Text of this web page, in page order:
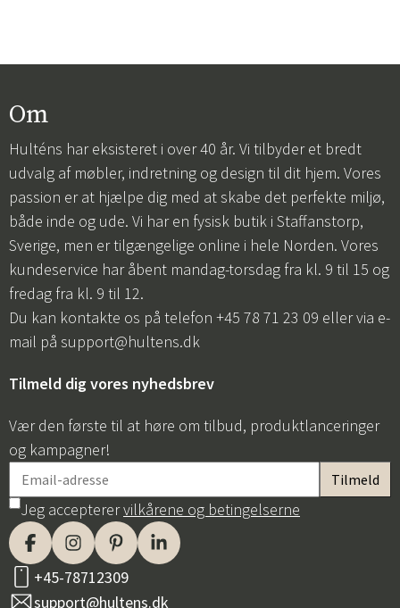
Om
Hulténs har eksisteret i over 40 år. Vi tilbyder et bredt
udvalg af møbler, indretning og design til dit hjem. Vores
passion er at hjælpe dig med at skabe det perfekte miljø,
både inde og ude. Vi har en fysisk butik i Staffanstorp,
Sverige, men er tilgængelige online i hele Norden. Vores
kundeservice har åbent mandag-torsdag fra kl. 9 til 15 og
fredag fra kl. 9 til 12.
Du kan kontakte os på telefon +45 78 71 23 09 eller via e-
mail på support@hultens.dk
Tilmeld dig vores nyhedsbrev
Vær den første til at høre om tilbud, produktlanceringer
og kampagner!
Jeg accepterervilkårene og betingelserne
+45-78712309
support@hultens.dk